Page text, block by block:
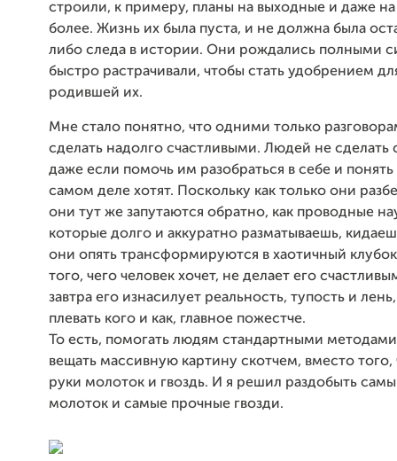
строили, к примеру, планы на выходные и даже
более. Жизнь их была пуста, и не должна была
либо следа в истории. Они рождались полными
быстро растрачивали, чтобы стать удобрением
родившей их.
Мне стало понятно, что одними только
сделать надолго счастливыми. Людей не сделать
даже если помочь им разобраться в себе и понять
самом деле хотят. Поскольку как только они
они тут же запутаются обратно, как проводные
которые долго и аккуратно разматываешь,
они опять трансформируются в хаотичный
того, чего человек хочет, не делает его
завтра его изнасилует реальность, тупость и
плевать кого и как, главное пожестче.
То есть, помогать людям стандартными
вещать массивную картину скотчем, вместо того,
руки молоток и гвоздь. И я решил раздобыть
молоток и самые прочные гвозди.